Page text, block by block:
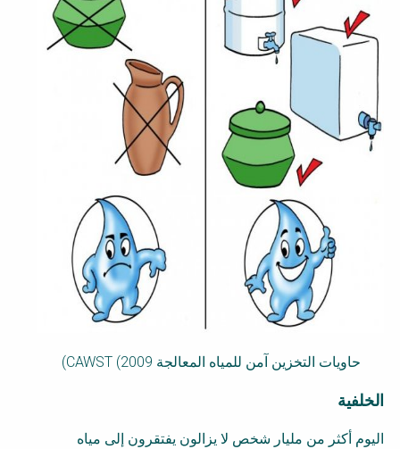
حاويات التخزين آمن للمياه المعالجة CAWST (2009
)
الخلفية
F
اليوم أكثر من مليار شخص لا يزالون يفتقرون إلى مياه